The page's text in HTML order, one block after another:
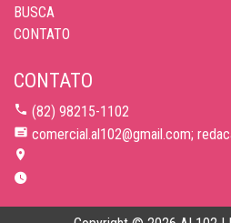
BUSCA
CONTATO
CONTATO
(82) 98215-1102
comercial.al102@gmail.com;